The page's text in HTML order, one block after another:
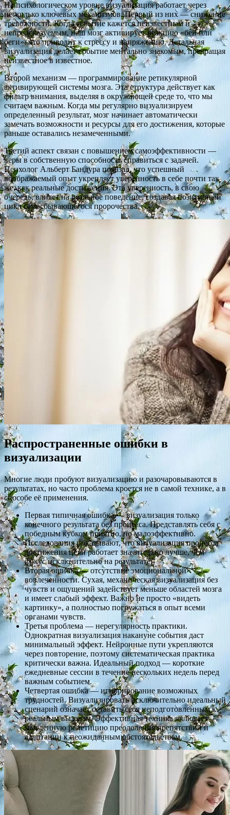
На психологическом уровне визуализация работает через
несколько ключевых механизмов. Первый из них — снижение
тревожности. Когда событие кажется неизвестным и
непредсказуемым, наш мозг активирует реакцию «бей или
беги», что приводит к стрессу и напряжению. Детальная
визуализация делает событие ментально знакомым, превращая
неизвестное в известное.
Второй механизм — программирование ретикулярной
активирующей системы мозга. Эта структура действует как
фильтр внимания, выделяя в окружающей среде то, что мы
считаем важным. Когда мы регулярно визуализируем
определенный результат, мозг начинает автоматически
замечать возможности и ресурсы для его достижения, которые
раньше оставались незамеченными.
Третий аспект связан с повышением самоэффективности —
веры в собственную способность справиться с задачей.
Психолог Альберт Бандура показал, что успешный
воображаемый опыт укрепляет уверенность в себе почти так
же, как реальные достижения. Эта уверенность, в свою
очередь, влияет на реальное поведение, создавая позитивный
цикл самосбывающегося пророчества.
Распространенные ошибки в
визуализации
Многие люди пробуют визуализацию и разочаровываются в
результатах, но часто проблема кроется не в самой технике, а в
способе её применения.
Первая типичная ошибка — визуализация только
конечного результата без процесса. Представлять себя с
победным кубком приятно, но малоэффективно.
Исследования показывают, что визуализация процесса
достижения цели работает значительно лучше, чем
фокус исключительно на результате.
Вторая ошибка — отсутствие эмоциональной
вовлеченности. Сухая, механическая визуализация без
чувств и ощущений задействует меньше областей мозга
и имеет слабый эффект. Важно не просто «видеть
картинку», а полностью погружаться в опыт всеми
органами чувств.
Третья проблема — нерегулярность практики.
Однократная визуализация накануне события даст
минимальный эффект. Нейронные пути укрепляются
через повторение, поэтому систематическая практика
критически важна. Идеальный подход — короткие
ежедневные сессии в течение нескольких недель перед
важным событием.
Четвертая ошибка — игнорирование возможных
трудностей. Визуализировать исключительно идеальный
сценарий означает оставить себя неподготовленным к
реальным вызовам. Эффективная техника включает
мысленную репетицию преодоления препятствий и
адаптации к неожиданным обстоятельствам.